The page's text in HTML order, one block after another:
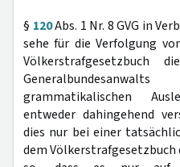
§ 120Abs. 1 Nr. 8 GVG in
sehe für die Verfolgung
Völkerstrafgesetzbuch
grammatikalischen
entweder dahingehend
dies nur bei einer
dem Völkerstrafgesetzbuch